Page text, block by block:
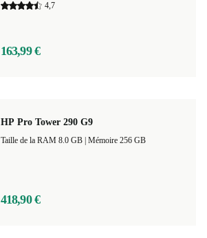
4,7
163,99 €
HP Pro Tower 290 G9
Mémoire 256 GB
418,90 €